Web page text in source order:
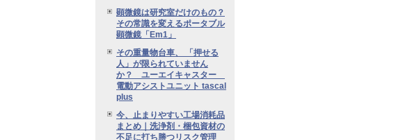
顕微鏡は研究室だけのもの？
その常識を変えるポータブル
顕微鏡「Em1」
その重量物台車、 「押せる
人」が限られていません
か？ ユーエイキャスター
電動アシストユニット tascal
plus
今、止まりやすい工場消耗品
まとめ｜洗浄剤・梱包資材の
不足に打ち勝つリスク管理